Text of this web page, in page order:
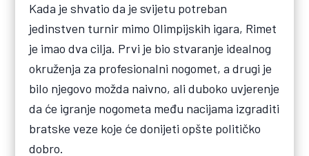
Kada je shvatio da je svijetu potreban
jedinstven turnir mimo Olimpijskih igara, Rimet
je imao dva cilja. Prvi je bio stvaranje idealnog
okruženja za profesionalni nogomet, a drugi je
bilo njegovo možda naivno, ali duboko uvjerenje
da će igranje nogometa među nacijama izgraditi
bratske veze koje će donijeti opšte političko
dobro.